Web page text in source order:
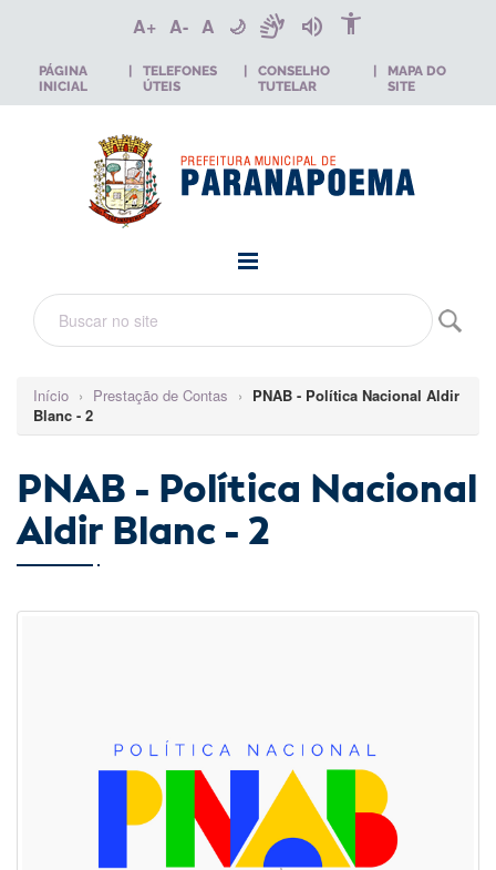
A+ A- A 🌙 sign_language volume_up accessibility_new
PÁGINA
INICIAL
TELEFONES
ÚTEIS
CONSELHO
TUTELAR
MAPA DO
SITE
Início › Prestação de Contas › PNAB - Política Nacional Aldir
Blanc - 2
PNAB - Política Nacional
Aldir Blanc - 2